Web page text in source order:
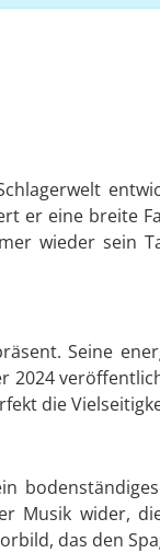
er eine breite
wieder sein
Seine
2024
die
Musik wider,
das den